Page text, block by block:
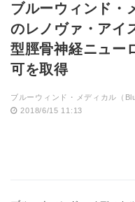
ブルーウィンド・
のレノヴァ・アイ
型脛骨神経ニュー
可を取得
ブルーウィンド・メディカル（
2018/6/15 11:13